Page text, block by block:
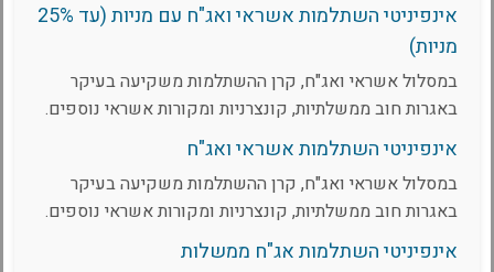
אינפיניטי השתלמות אשראי ואג"ח עם מניות (עד 25%
מניות)
במסלול אשראי ואג"ח, קרן ההשתלמות משקיעה בעיקר
באגרות חוב ממשלתיות, קונצרניות ומקורות אשראי נוספים.
אינפיניטי השתלמות אשראי ואג"ח
במסלול אשראי ואג"ח, קרן ההשתלמות משקיעה בעיקר
באגרות חוב ממשלתיות, קונצרניות ומקורות אשראי נוספים.
אינפיניטי השתלמות אג"ח ממשלות